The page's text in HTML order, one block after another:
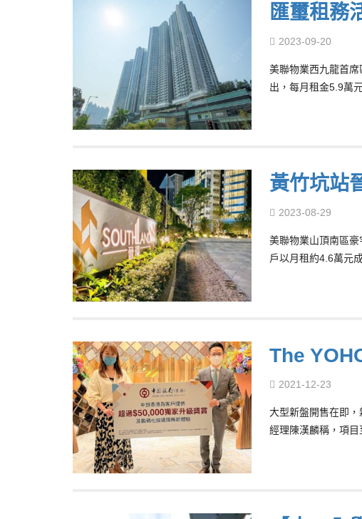
匯璽租務
2023-09-20
美聯物業西九龍首
出，每月租金5.9萬
黃竹坑站
2023-08-29
美聯物業山頂南區
戶以月租約4.6萬元
The
2021-12-23
大型新盤開售在即
經理陳漢麟稱，項